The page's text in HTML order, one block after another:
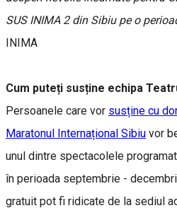
SUS INIMA 2 din Sibiu pe o
INIMA
Cum puteți susține echipa
Persoanele care vor susține cu
Maratonul Internațional Sibiu vor
unul dintre spectacolele
în perioada septembrie -
gratuit pot fi ridicate de la sediul